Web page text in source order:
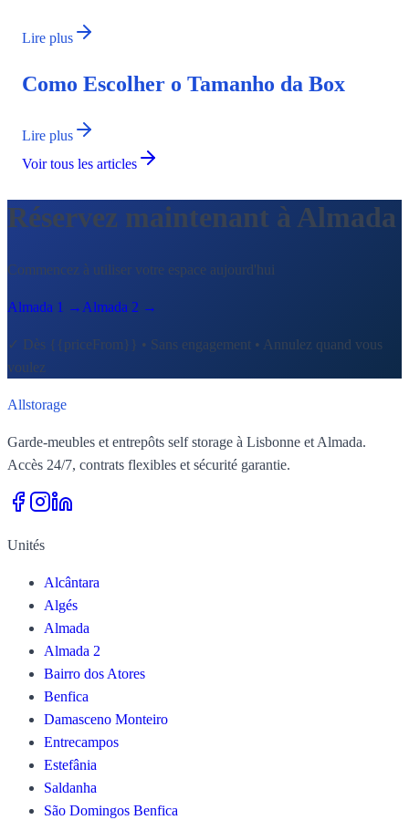
Lire plus
Como Escolher o Tamanho da Box
Lire plus
Voir tous les articles
Réservez maintenant à Almada
Commencez à utiliser votre espace aujourd'hui
Almada 1 → Almada 2 →
✓ Dès {{priceFrom}} • Sans engagement • Annulez quand vous
voulez
Allstorage
Garde-meubles et entrepôts self storage à Lisbonne et Almada.
Accès 24/7, contrats flexibles et sécurité garantie.
Unités
Alcântara
Algés
Almada
Almada 2
Bairro dos Atores
Benfica
Damasceno Monteiro
Entrecampos
Estefânia
Saldanha
São Domingos Benfica